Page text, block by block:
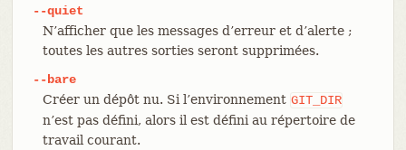
--quiet
N’afficher que les messages d’erreur et d’alerte ;
toutes les autres sorties seront supprimées.
--bare
Créer un dépôt nu. Si l’environnement GIT_DIR
n’est pas défini, alors il est défini au répertoire de
travail courant.